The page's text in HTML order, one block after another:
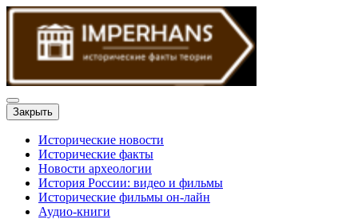
Закрыть
Исторические новости
Исторические факты
Новости археологии
История России: видео и фильмы
Исторические фильмы он-лайн
Аудио-книги